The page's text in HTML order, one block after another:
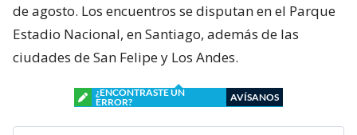
de agosto. Los encuentros se disputan en el Parque
Estadio Nacional, en Santiago, además de las
ciudades de San Felipe y Los Andes.
¿ENCONTRASTE UN
ERROR?
AVÍSANOS